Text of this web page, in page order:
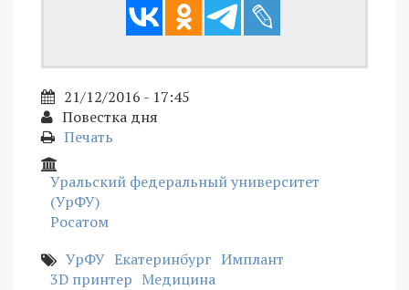
21/12/2016 - 17:45
Повестка дня
Печать
Уральский федеральный университет
(УрФУ)
Росатом
УрФУ Екатеринбург Имплант
3D принтер Медицина